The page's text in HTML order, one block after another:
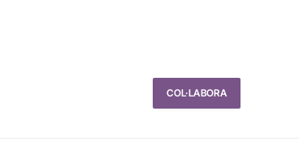
COL·LABORA